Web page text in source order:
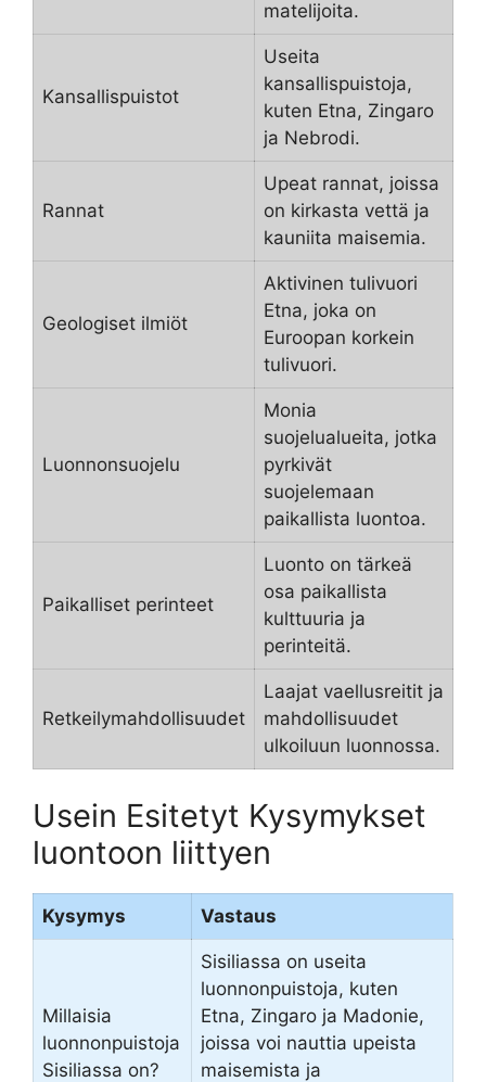
matelijoita.
Kansallispuistot
Useita
kansallispuistoja,
kuten Etna, Zingaro
ja Nebrodi.
Rannat
Upeat rannat, joissa
on kirkasta vettä ja
kauniita maisemia.
Geologiset ilmiöt
Aktivinen tulivuori
Etna, joka on
Euroopan korkein
tulivuori.
Luonnonsuojelu
Monia
suojelualueita, jotka
pyrkivät
suojelemaan
paikallista luontoa.
Paikalliset perinteet
Luonto on tärkeä
osa paikallista
kulttuuria ja
perinteitä.
Retkeilymahdollisuudet
Laajat vaellusreitit ja
mahdollisuudet
ulkoiluun luonnossa.
Usein Esitetyt Kysymykset
luontoon liittyen
Kysymys Vastaus
Millaisia
luonnonpuistoja
Sisiliassa on?
Sisiliassa on useita
luonnonpuistoja, kuten
Etna, Zingaro ja Madonie,
joissa voi nauttia upeista
maisemista ja